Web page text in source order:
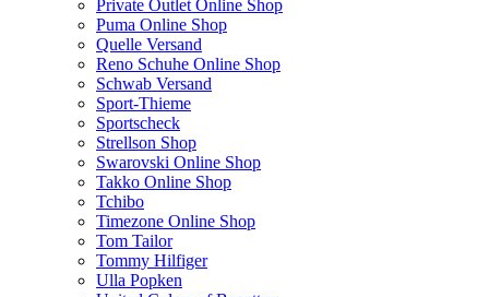
Private Outlet Online Shop
Puma Online Shop
Quelle Versand
Reno Schuhe Online Shop
Schwab Versand
Sport-Thieme
Sportscheck
Strellson Shop
Swarovski Online Shop
Takko Online Shop
Tchibo
Timezone Online Shop
Tom Tailor
Tommy Hilfiger
Ulla Popken